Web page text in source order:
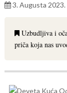
3. Augusta 2023.
Uzbudljiva i
priča koja nas